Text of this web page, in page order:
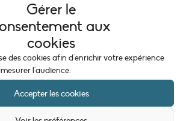
Gérer le
aux
cookies
des cookies afin d'enrichir votre expérience
l'audience.
Accepter les cookies
LÉGALES
(UE)